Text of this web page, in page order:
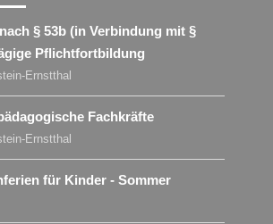
§ 53b (in Verbindung mit §
Pflichtfortbildung
Ernstthal
Fachkräfte
Ernstthal
für Kinder - Sommer